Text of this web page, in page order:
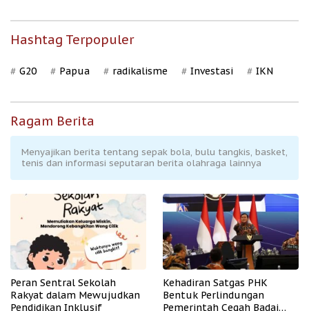
Hashtag Terpopuler
G20 Papua radikalisme Investasi IKN
Ragam Berita
Menyajikan berita tentang sepak bola, bulu tangkis, basket,
tenis dan informasi seputaran berita olahraga lainnya
Peran Sentral Sekolah
Rakyat dalam Mewujudkan
Pendidikan Inklusif
Kehadiran Satgas PHK
Bentuk Perlindungan
Pemerintah Cegah Badai